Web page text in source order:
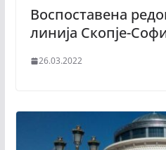
Воспоставена
линија Скопје-
26.03.2022